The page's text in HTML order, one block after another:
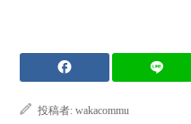
投稿者: wakacommu